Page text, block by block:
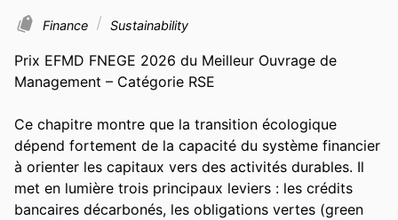
Finance Sustainability
Prix EFMD FNEGE 2026 du Meilleur Ouvrage de
Management – Catégorie RSE
Ce chapitre montre que la transition écologique
dépend fortement de la capacité du système financier
à orienter les capitaux vers des activités durables. Il
met en lumière trois principaux leviers : les crédits
bancaires décarbonés, les obligations vertes (green